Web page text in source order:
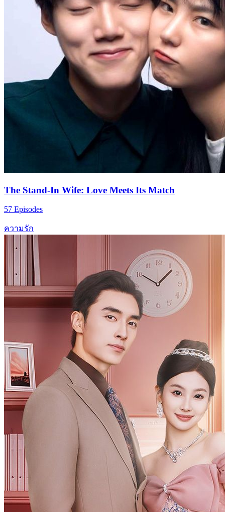
The Stand-In Wife: Love Meets Its Match
57 Episodes
ความรัก